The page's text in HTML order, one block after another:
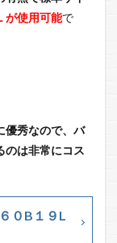
が使用可能で
優秀なので、バ
のは非常にコス
０B１９L